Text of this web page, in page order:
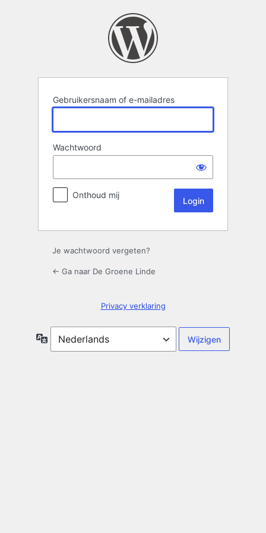
Gebruikersnaam of e-mailadres
Wachtwoord
Onthoud mij
Je wachtwoord vergeten?
← Ga naar De Groene Linde
Privacy verklaring
Taal